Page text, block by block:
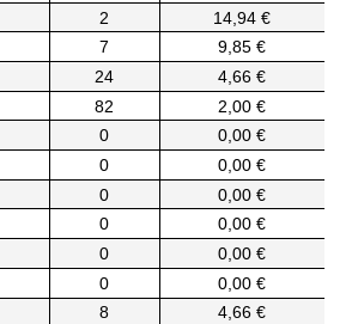
2
14,94 €
7
9,85 €
24
4,66 €
82
2,00 €
0
0,00 €
0
0,00 €
0
0,00 €
0
0,00 €
0
0,00 €
0
0,00 €
8
4,66 €